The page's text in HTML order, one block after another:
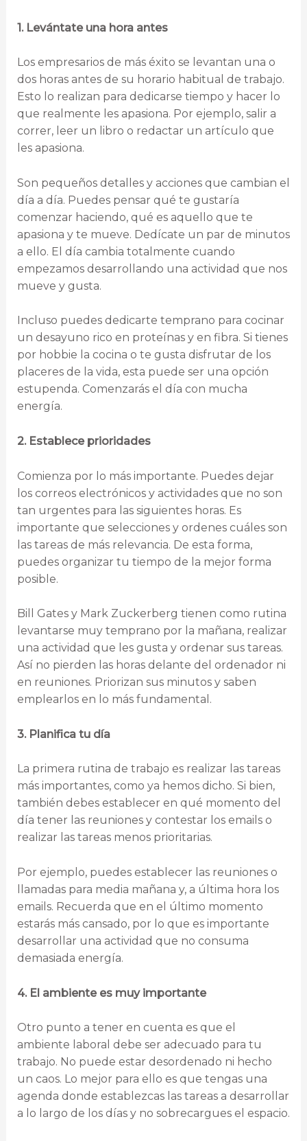
1. Levántate una hora antes
Los empresarios de más éxito se levantan una o
dos horas antes de su horario habitual de trabajo.
Esto lo realizan para dedicarse tiempo y hacer lo
que realmente les apasiona. Por ejemplo, salir a
correr, leer un libro o redactar un artículo que
les apasiona.
Son pequeños detalles y acciones que cambian el
día a día. Puedes pensar qué te gustaría
comenzar haciendo, qué es aquello que te
apasiona y te mueve. Dedícate un par de minutos
a ello. El día cambia totalmente cuando
empezamos desarrollando una actividad que nos
mueve y gusta.
Incluso puedes dedicarte temprano para cocinar
un desayuno rico en proteínas y en fibra. Si tienes
por hobbie la cocina o te gusta disfrutar de los
placeres de la vida, esta puede ser una opción
estupenda. Comenzarás el día con mucha
energía.
2. Establece prioridades
Comienza por lo más importante. Puedes dejar
los correos electrónicos y actividades que no son
tan urgentes para las siguientes horas. Es
importante que selecciones y ordenes cuáles son
las tareas de más relevancia. De esta forma,
puedes organizar tu tiempo de la mejor forma
posible.
Bill Gates y Mark Zuckerberg tienen como rutina
levantarse muy temprano por la mañana, realizar
una actividad que les gusta y ordenar sus tareas.
Así no pierden las horas delante del ordenador ni
en reuniones. Priorizan sus minutos y saben
emplearlos en lo más fundamental.
3. Planifica tu día
La primera rutina de trabajo es realizar las tareas
más importantes, como ya hemos dicho. Si bien,
también debes establecer en qué momento del
día tener las reuniones y contestar los emails o
realizar las tareas menos prioritarias.
Por ejemplo, puedes establecer las reuniones o
llamadas para media mañana y, a última hora los
emails. Recuerda que en el último momento
estarás más cansado, por lo que es importante
desarrollar una actividad que no consuma
demasiada energía.
4. El ambiente es muy importante
Otro punto a tener en cuenta es que el
ambiente laboral debe ser adecuado para tu
trabajo. No puede estar desordenado ni hecho
un caos. Lo mejor para ello es que tengas una
agenda donde establezcas las tareas a desarrollar
a lo largo de los días y no sobrecargues el espacio.